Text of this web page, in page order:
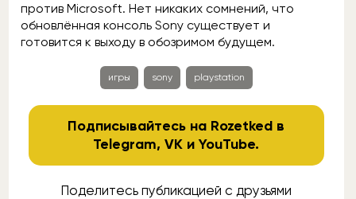
против Microsoft. Нет никаких сомнений, что
обновлённая консоль Sony существует и
готовится к выходу в обозримом будущем.
игры sony playstation
Подписывайтесь на Rozetked в
Telegram,VK иYouTube.
Поделитесь публикацией с друзьями